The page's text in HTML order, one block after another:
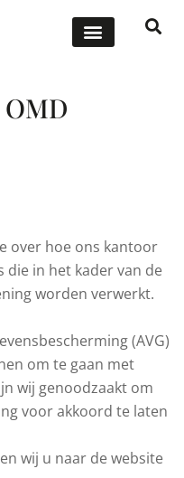
over hoe ons kantoor
die in het kader van de
worden verwerkt.
(AVG)
om te gaan met
wij genoodzaakt om
voor akkoord te laten
wij u naar de website